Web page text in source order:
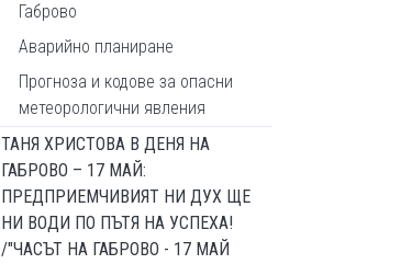
Габрово
Аварийно планиране
Прогноза и кодове за опасни
метеорологични явления
ТАНЯ ХРИСТОВА В ДЕНЯ НА
ГАБРОВО – 17 МАЙ:
ПРЕДПРИЕМЧИВИЯТ НИ ДУХ ЩЕ
НИ ВОДИ ПО ПЪТЯ НА УСПЕХА!
/"ЧАСЪТ НА ГАБРОВО - 17 МАЙ